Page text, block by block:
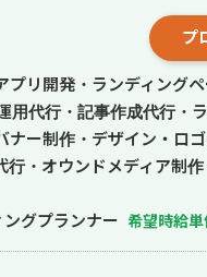
予算をお預かりして直近
中心にリス
に年間38億円
配、かつクリエイティブ
きたことで豊富な
プ
プリ開発・ランディング
用代行・記事作成代行・
ナー制作・デザイン・ロ
行・オウンドメディア制
ングプランナー 希望時給単